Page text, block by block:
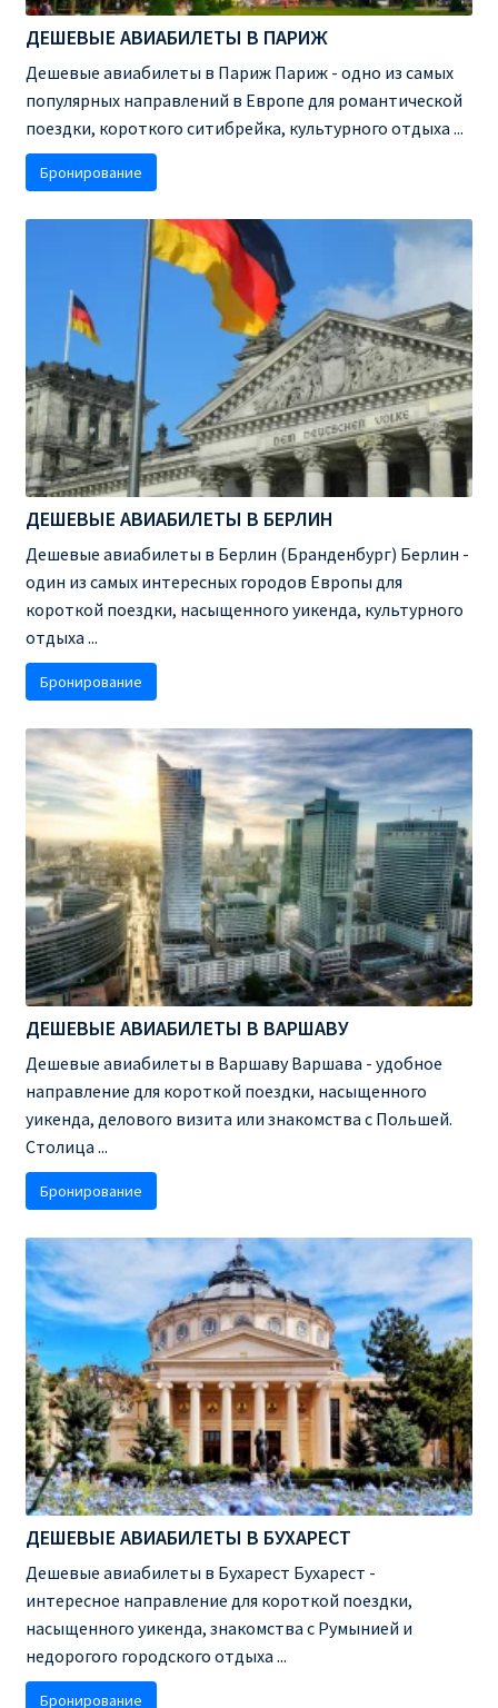
ПРАВИЛА RYANAIR В АЭРОПОРТУ И НА БОРТУ
ПРАВИЛА ПРОВОЗА БАГАЖА RYANAIR
ПУТЕШЕСТВИЕ С ДЕТЬМИ И МЛАДЕНЦАМИ
РЕЙСАМИ RYANAIR
РЕГИСТРАЦИЯ НА РЕЙС И ДОКУМЕНТЫ ДЛЯ
ПУТЕШЕСТВИЯ РЕЙСАМИ RYANAIR
Информация по бронированию билетов Ryanair
КАК НАЙТИ ДЕШЕВЫЙ БИЛЕТ
Кипр
КУПИТЬ АВИАБИЛЕТЫ ДЕШЕВО
Милан
Париж
ПРАВИЛА РЕГИСТРАЦИИ
ПРИЛОЖЕНИЕ RYANAIR НА РУССКОМ
ПРОВОЗ БАГАЖА RYANAIR – ПРАВИЛА
РАЙАНЭЙР НА РУССКОМ | КНФТФШК
РЕГИСТРАЦИЯ НА РЕЙС RYANAIR
Регистрация ребенка на рейс RYANAIR
Рождественские направления от € 9
ДЕШЕВЫЕ АВИАБИЛЕТЫ В ПАРИЖ
Дешевые авиабилеты в Париж Париж - одно из самых
популярных направлений в Европе для романтической
поездки, короткого ситибрейка, культурного отдыха ...
Бронирование
ДЕШЕВЫЕ АВИАБИЛЕТЫ В БЕРЛИН
Дешевые авиабилеты в Берлин (Бранденбург) Берлин -
один из самых интересных городов Европы для
короткой поездки, насыщенного уикенда, культурного
отдыха ...
Бронирование
ДЕШЕВЫЕ АВИАБИЛЕТЫ В ВАРШАВУ
Дешевые авиабилеты в Варшаву Варшава - удобное
направление для короткой поездки, насыщенного
уикенда, делового визита или знакомства с Польшей.
Столица ...
Бронирование
ДЕШЕВЫЕ АВИАБИЛЕТЫ В БУХАРЕСТ
Дешевые авиабилеты в Бухарест Бухарест -
интересное направление для короткой поездки,
насыщенного уикенда, знакомства с Румынией и
недорогого городского отдыха ...
Бронирование